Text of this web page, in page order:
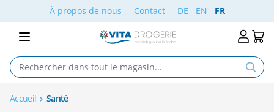
Aller au contenuÀ propos de nous Contact DE EN FR
Accueil Santé